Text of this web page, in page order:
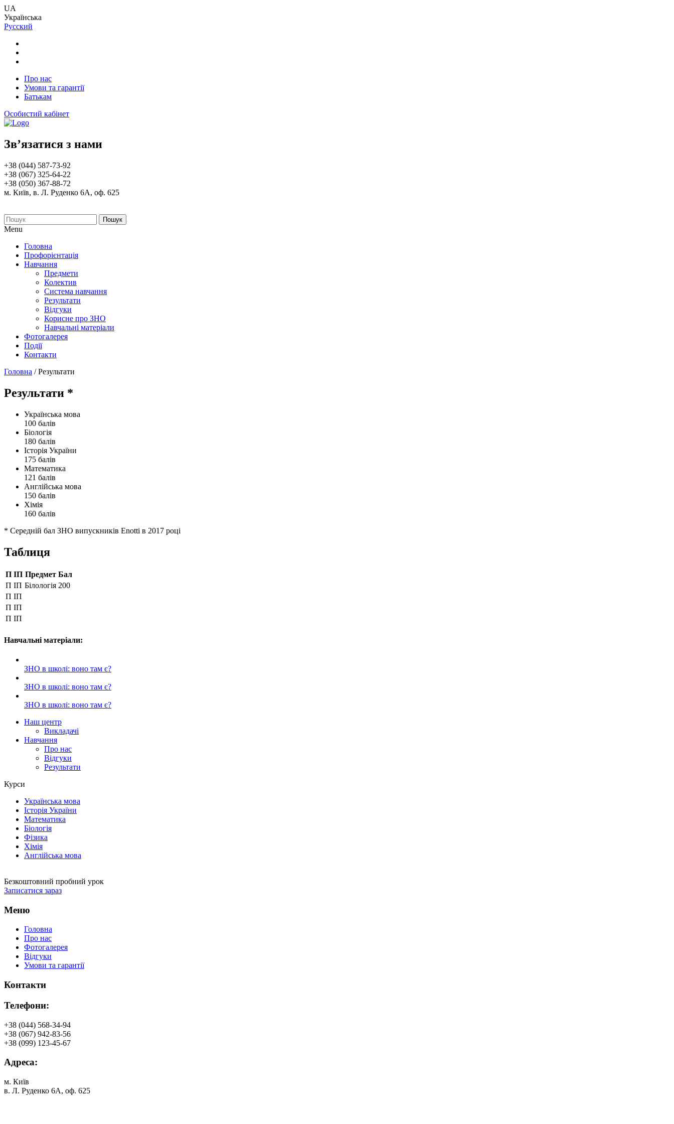
UA
Українська
Русский
Про нас
Умови та гарантії
Батькам
Особистий кабінет
Зв’язатися з нами
+38 (044) 587-73-92
+38 (067) 325-64-22
+38 (050) 367-88-72
м. Київ, в. Л. Руденко 6А, оф. 625
Пошук
Menu
Головна
Профорієнтація
Навчання
Предмети
Колектив
Система навчання
Результати
Відгуки
Корисне про ЗНО
Навчальні матеріали
Фотогалерея
Події
Контакти
Головна /Результати
Результати *
Українська мова
100 балів
Біологія
180 балів
Історія України
175 балів
Математика
121 балів
Англійська мова
150 балів
Хімія
160 балів
* Середній бал ЗНО випускників Enotti в 2017 році
Таблиця
П ІП Предмет Бал
П ІП Білологія 200
П ІП
П ІП
П ІП
Навчальні матеріали:
ЗНО в школі: воно там є?
ЗНО в школі: воно там є?
ЗНО в школі: воно там є?
Наш центр
Викладачі
Навчання
Про нас
Відгуки
Результати
Курси
Українська мова
Історія України
Математика
Біологія
Фізика
Хімія
Англійська мова
Безкоштовний пробний урок
Записатися зараз
Меню
Головна
Про нас
Фотогалерея
Відгуки
Умови та гарантії
Контакти
Телефони:
+38 (044) 568-34-94
+38 (067) 942-83-56
+38 (099) 123-45-67
Адреса:
м. Київ
в. Л. Руденко 6А, оф. 625